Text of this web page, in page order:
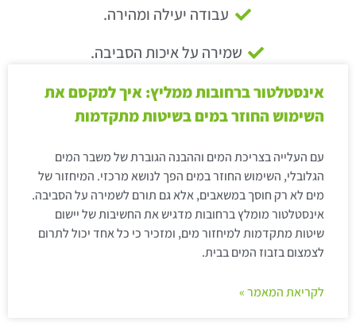
עבודה יעילה ומהירה.
שמירה על איכות הסביבה.
אינסטלטור ברחובות ממליץ: איך למקסם את
השימוש החוזר במים בשיטות מתקדמות
עם העלייה בצריכת המים וההבנה הגוברת של משבר המים
הגלובלי, השימוש החוזר במים הפך לנושא מרכזי. המיחזור של
מים לא רק חוסך במשאבים, אלא גם תורם לשמירה על הסביבה.
אינסטלטור מומלץ ברחובות מדגיש את החשיבות של יישום
שיטות מתקדמות למיחזור מים, ומזכיר כי כל אחד יכול לתרום
לצמצום בזבוז המים בבית.
לקריאת המאמר »